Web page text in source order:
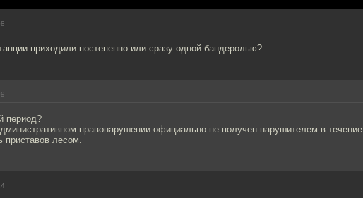
приходили постепенно или сразу одной бандеролью?
период?
правонарушении официально не получен нарушителем в течение
приставов лесом.